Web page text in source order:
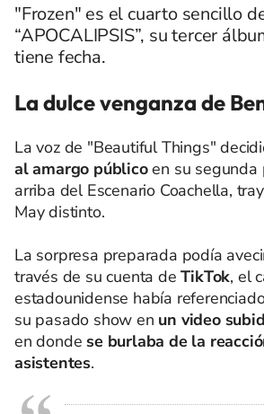
"Frozen" es el cuarto sencillo
“APOCALIPSIS”, su tercer
tiene fecha.
La dulce venganza de
La voz de "Beautiful Things"
al amargo públicoen su segunda
arriba del Escenario Coachella,
May distinto.
La sorpresa preparada podía
través de su cuenta deTikTok, el
estadounidense había
su pasado show en un video
en donde se burlaba de la
asistentes.